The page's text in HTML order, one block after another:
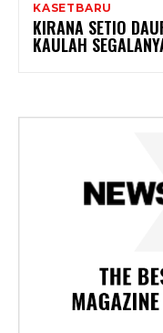
KASETBARU
KIRANA SETIO
KAULAH